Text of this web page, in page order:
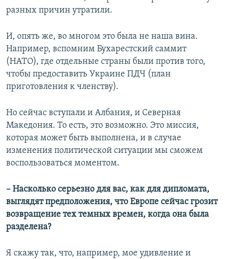
разных причин утратили.
И, опять же, во многом это была не наша вина.
Например, вспомним Бухарестский саммит
(НАТО), где отдельные страны были против того,
чтобы предоставить Украине ПДЧ (план
приготовления к членству).
Но сейчас вступали и Албания, и Северная
Македония. То есть, это возможно. Это миссия,
которая может быть выполнена, и в случае
изменения политической ситуации мы сможем
воспользоваться моментом.
– Насколько серьезно для вас, как для дипломата,
выглядят предположения, что Европе сейчас грозит
возвращение тех темных времен, когда она была
разделена?
Я скажу так, что, например, мое удивление и